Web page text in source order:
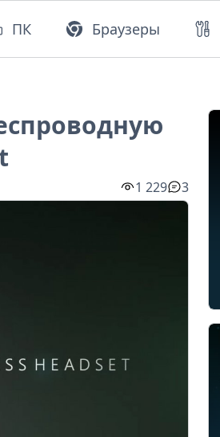
ПК Браузеры
1 229 3